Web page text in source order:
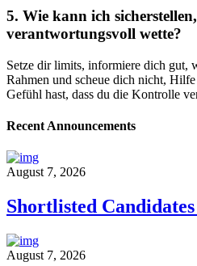
5. Wie kann ich
verantwortungsvoll wette?
Setze dir limits, informiere dich gut,
Rahmen und scheue dich nicht,
Gefühl hast, dass du die Kontrolle
Recent Announcements
August 7, 2026
Shortlisted
August 7, 2026